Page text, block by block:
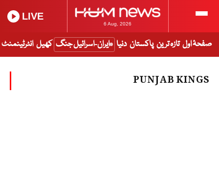
6 Aug, 2026
LIVE
صفحۂ اول تازہ ترین پاکستان دنیا ایران-اسرائیل جنگ کھیل انٹرٹینمنٹ
PUNJAB KINGS